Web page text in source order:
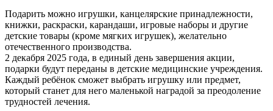
Подарить можно игрушки, канцелярские принадлежности,
книжки, раскраски, карандаши, игровые наборы и другие
детские товары (кроме мягких игрушек), желательно
отечественного производства.
2 декабря 2025 года, в единый день завершения акции,
подарки будут переданы в детские медицинские учреждения.
Каждый ребёнок сможет выбрать игрушку или предмет,
который станет для него маленькой наградой за преодоление
трудностей лечения.